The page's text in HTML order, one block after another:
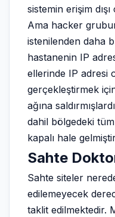
sistemin erişim
Ama hacker
istenilenden daha
hastanenin IP
ellerinde IP adresi
gerçekleştirmek
ağına
dahil bölgedeki
kapalı hale
Sahte
Sahte siteler
edilemeyecek
taklit edilmektedir.